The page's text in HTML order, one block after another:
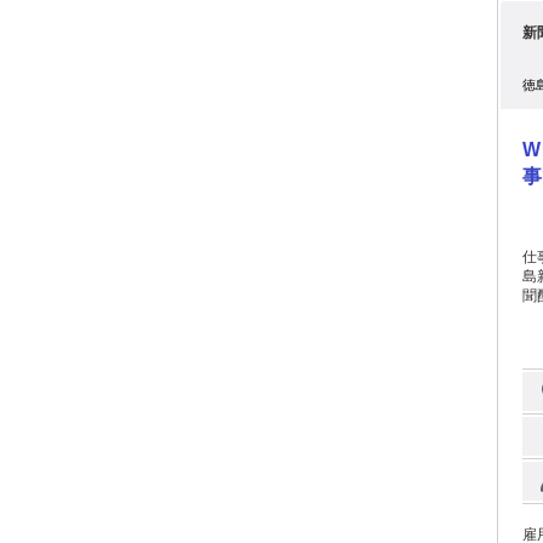
を
のパフォ
め
で
き
ド
目
は
態 業務委
体のDX
の
新
徳
仕
島
聞配
す
車
で
夫／
刊
雇